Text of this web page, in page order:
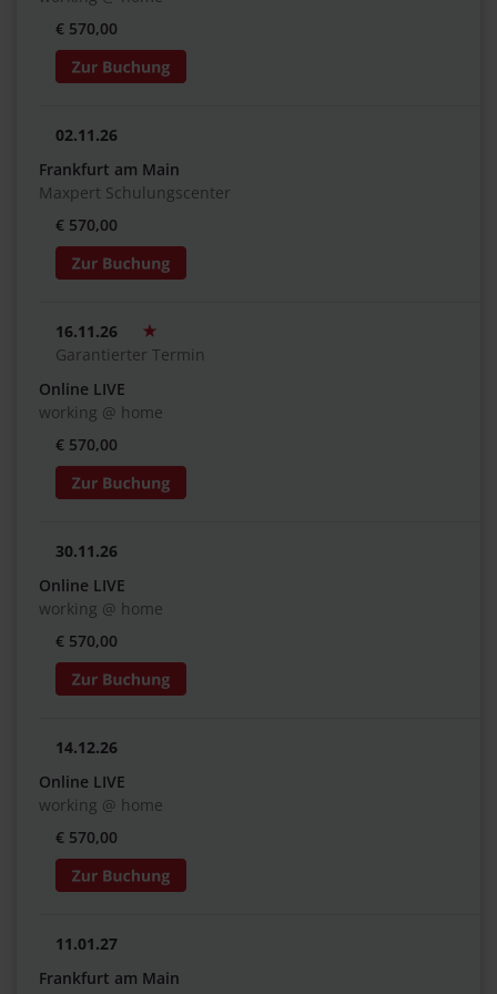
€ 570,00
02.11.26
Frankfurt am Main
Maxpert Schulungscenter
€ 570,00
16.11.26
Garantierter Termin
Online LIVE
working @ home
€ 570,00
30.11.26
Online LIVE
working @ home
€ 570,00
14.12.26
Online LIVE
working @ home
€ 570,00
11.01.27
Frankfurt am Main